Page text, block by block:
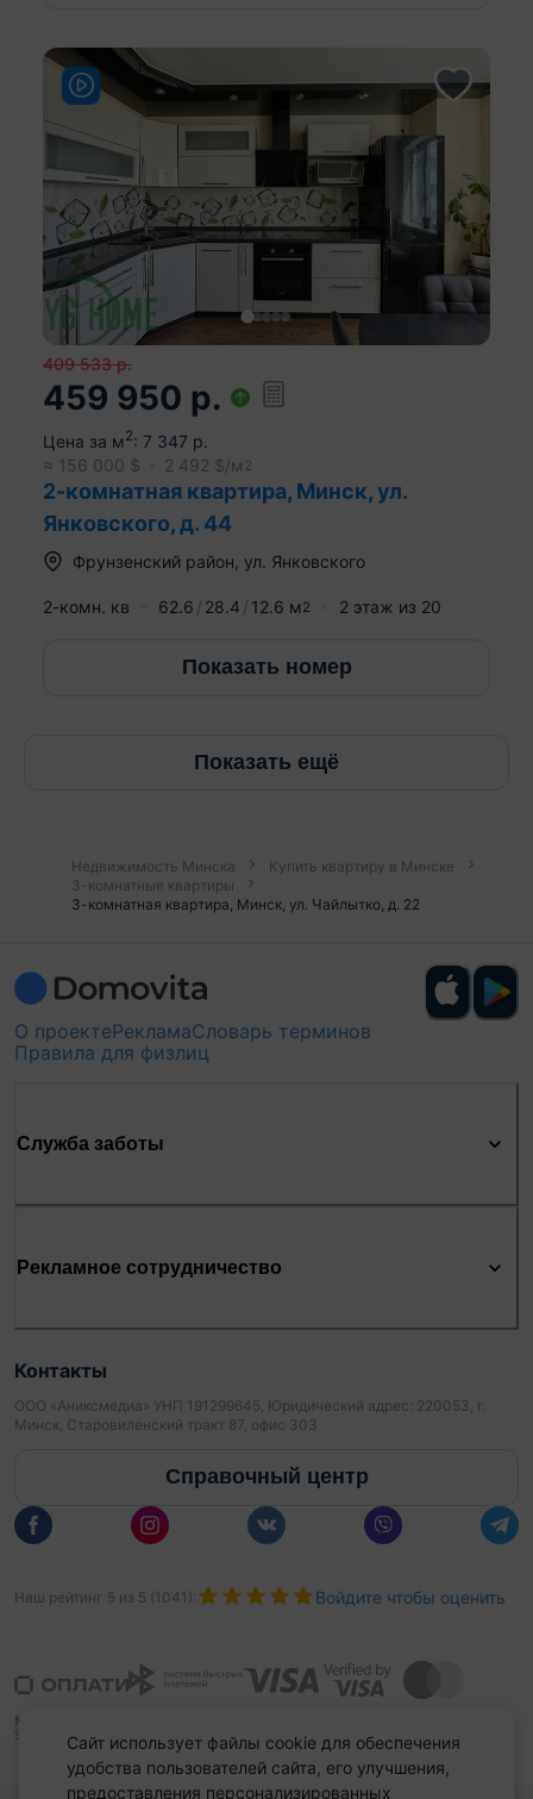
409 533 р.
459 950 р.
Цена за м2: 7 347 р.
≈ 156 000 $ 2 492 $/м 2
2-комнатная квартира, Минск, ул.
Янковского, д. 44
Фрунзенский район ул. Янковского
2-комн. кв 62.6 28.4 12.6 м2 2 этаж из 20
Показать номер
Показать ещё
Недвижимость Минска
Купить квартиру в Минске
3-комнатные квартиры
3-комнатная квартира, Минск, ул. Чайлытко, д. 22
О проектеРекламаСловарь терминов
Правила для физлиц
Служба заботы
Рекламное сотрудничество
Контакты
ООО «Аниксмедиа» УНП 191299645, Юридический адрес: 220053, г.
Минск, Старовиленский тракт 87, офис 303
Справочный центр
Наш рейтинг 5 из 5 1041 ): Войдите чтобы оценить
Сайт использует файлы cookie для обеспечения
удобства пользователей сайта, его улучшения,
предоставления персонализированных